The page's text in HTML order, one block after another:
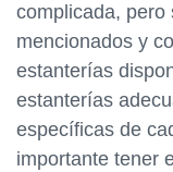
complicada, pero
mencionados y
estanterías
estanterías
específicas de
importante tener